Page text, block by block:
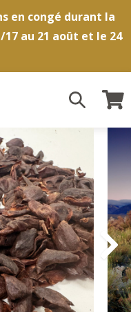
en congé durant la
au 21 août et le 24